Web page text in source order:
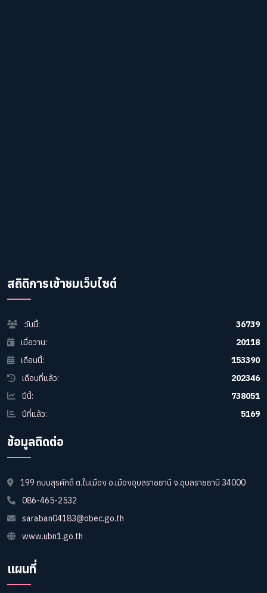
สถิติการเข้าชมเว็บไซต์
วันนี้:
36739
เมื่อวาน:
20118
เดือนนี้:
153390
เดือนที่แล้ว:
202346
ปีนี้:
738051
ปีที่แล้ว:
5169
ข้อมูลติดต่อ
199 ถนนสุรศักดิ์ ต.ในเมือง อ.เมืองอุบลราชธานี จ.อุบลราชธานี 34000
086-465-2532
saraban04183@obec.go.th
www.ubn1.go.th
แผนที่